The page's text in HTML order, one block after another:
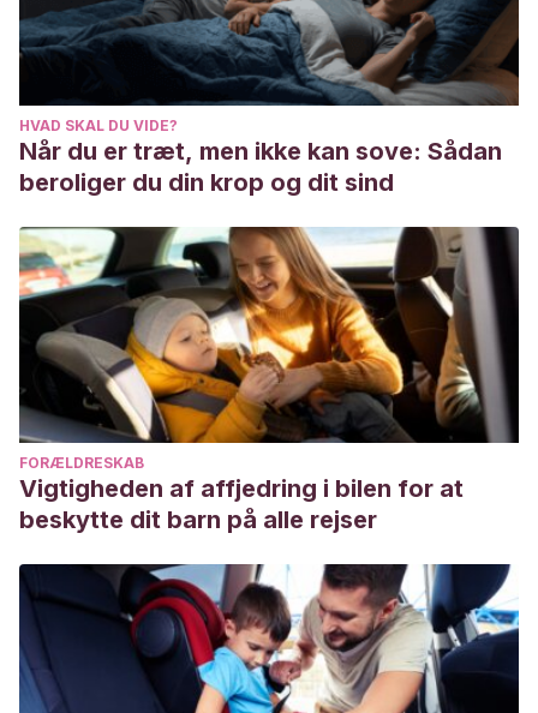
de género. Blog del BID. Primeros Pasos. Disponible en:
https://blogs.iadb.org/desarrollo-infantil/es/igualdad-de-
genero/
Gobierno de Aragón (2019) Ni más ni menos. ¿Qué es la
igualdad de género?. Disponible en;
https://www.youtube.com/watch?v=j7f_c5XhX4s
Lin Bian, Leslie, S., Cimpian, A. (2017) Los estereotipos de
género sobre la capacidad intelectual emergen temprano
e influyen en los intereses de los niños. Revista Science. –
Vol 355, Issue 6323 – pp.389-391. Disponible
en:https://www.science.org/doi/10.1126/science.aah6524
Ministerio de Educación y Formación Profesional –
Gobierno de España (s.f.) Guía de actividades para
fomentar la igualdad de oportunidades entre niños y niñas.
Disponible en:
https://www.educacionyfp.gob.es/dam/jcr:b59c1fb7-30c6-
4917-96be-f6a8d7eef619/guia-de-actividades-de-
igualdad.pdf
HVAD SKAL DU VIDE?
Når du er træt, men ikke kan sove: Sådan
beroliger du din krop og dit sind
FORÆLDRESKAB
Vigtigheden af affjedring i bilen for at
beskytte dit barn på alle rejser